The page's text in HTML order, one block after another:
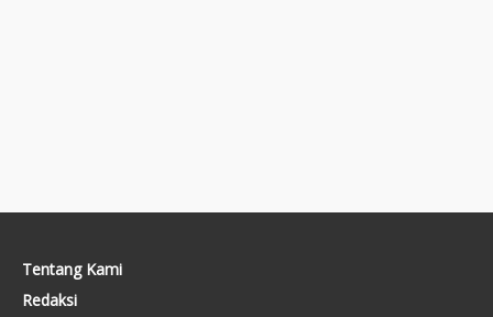
Tentang Kami
Redaksi